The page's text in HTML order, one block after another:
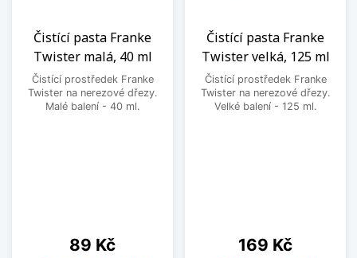
Čistící pasta Franke
Twister malá, 40 ml
Čistící prostředek Franke
Twister na nerezové dřezy.
Malé balení - 40 ml.
Cena
89 Kč
Čistící pasta Franke
Twister velká, 125 ml
Čistící prostředek Franke
Twister na nerezové dřezy.
Velké balení - 125 ml.
Cena
169 Kč